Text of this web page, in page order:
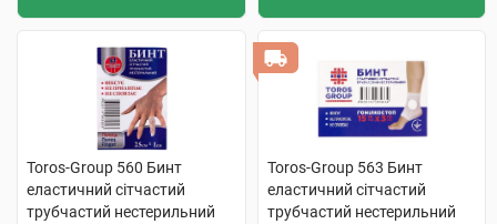
Toros-Group 560 Бинт
еластичний сітчастий
трубчастий нестерильний
Toros-Group 563 Бинт
еластичний сітчастий
трубчастий нестерильний